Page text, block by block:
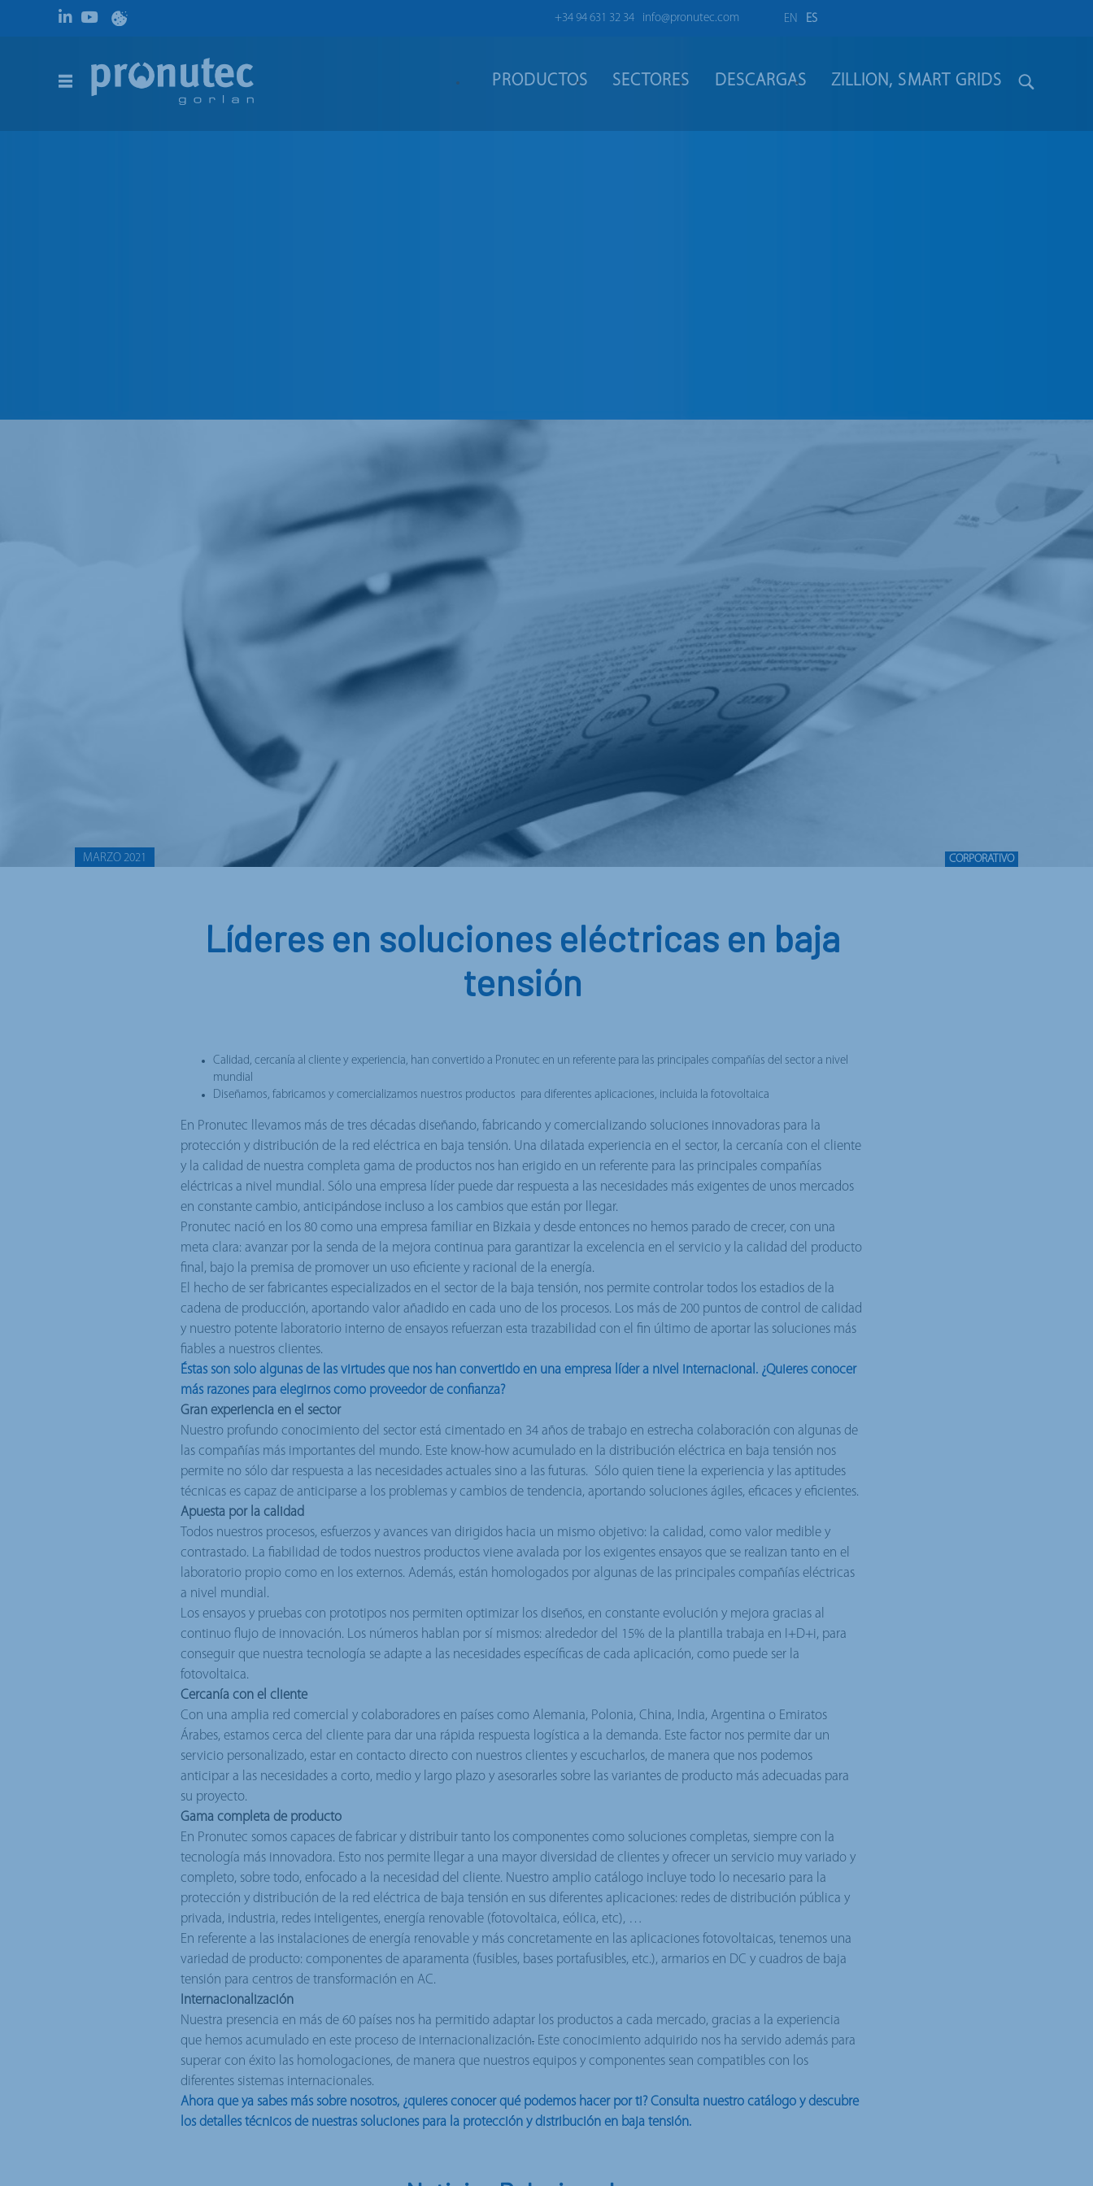
+34 94 631 32 34 info@pronutec.com EN ES
PRODUCTOS SECTORES DESCARGAS ZILLION, SMART GRIDS
MARZO 2021 CORPORATIVO
Líderes en soluciones eléctricas en baja
tensión
Calidad, cercanía al cliente y experiencia, han convertido a Pronutec en un referente para las principales compañías del sector a nivel
mundial
Diseñamos, fabricamos y comercializamos nuestros productos para diferentes aplicaciones, incluida la fotovoltaica
En Pronutec llevamos más de tres décadas diseñando, fabricando y comercializando soluciones innovadoras para la
protección y distribución de la red eléctrica en baja tensión. Una dilatada experiencia en el sector, la cercanía con el cliente
y la calidad de nuestra completa gama de productos nos han erigido en un referente para las principales compañías
eléctricas a nivel mundial. Sólo una empresa líder puede dar respuesta a las necesidades más exigentes de unos mercados
en constante cambio, anticipándose incluso a los cambios que están por llegar.
Pronutec nació en los 80 como una empresa familiar en Bizkaia y desde entonces no hemos parado de crecer, con una
meta clara: avanzar por la senda de la mejora continua para garantizar la excelencia en el servicio y la calidad del producto
final, bajo la premisa de promover un uso eficiente y racional de la energía.
El hecho de ser fabricantes especializados en el sector de la baja tensión, nos permite controlar todos los estadios de la
cadena de producción, aportando valor añadido en cada uno de los procesos. Los más de 200 puntos de control de calidad
y nuestro potente laboratorio interno de ensayos refuerzan esta trazabilidad con el fin último de aportar las soluciones más
fiables a nuestros clientes.
Éstas son solo algunas de las virtudes que nos han convertido en una empresa líder a nivel internacional. ¿Quieres conocer
más razones para elegirnos como proveedor de confianza?
Gran experiencia en el sector
Nuestro profundo conocimiento del sector está cimentado en 34 años de trabajo en estrecha colaboración con algunas de
las compañías más importantes del mundo. Este know-how acumulado en la distribución eléctrica en baja tensión nos
permite no sólo dar respuesta a las necesidades actuales sino a las futuras. Sólo quien tiene la experiencia y las aptitudes
técnicas es capaz de anticiparse a los problemas y cambios de tendencia, aportando soluciones ágiles, eficaces y eficientes.
Apuesta por la calidad
Todos nuestros procesos, esfuerzos y avances van dirigidos hacia un mismo objetivo: la calidad, como valor medible y
contrastado. La fiabilidad de todos nuestros productos viene avalada por los exigentes ensayos que se realizan tanto en el
laboratorio propio como en los externos. Además, están homologados por algunas de las principales compañías eléctricas
a nivel mundial.
Los ensayos y pruebas con prototipos nos permiten optimizar los diseños, en constante evolución y mejora gracias al
continuo flujo de innovación. Los números hablan por sí mismos: alrededor del 15% de la plantilla trabaja en I+D+i, para
conseguir que nuestra tecnología se adapte a las necesidades específicas de cada aplicación, como puede ser la
fotovoltaica.
Cercanía con el cliente
Con una amplia red comercial y colaboradores en países como Alemania, Polonia, China, India, Argentina o Emiratos
Árabes, estamos cerca del cliente para dar una rápida respuesta logística a la demanda. Este factor nos permite dar un
servicio personalizado, estar en contacto directo con nuestros clientes y escucharlos, de manera que nos podemos
anticipar a las necesidades a corto, medio y largo plazo y asesorarles sobre las variantes de producto más adecuadas para
su proyecto.
Gama completa de producto
En Pronutec somos capaces de fabricar y distribuir tanto los componentes como soluciones completas, siempre con la
tecnología más innovadora. Esto nos permite llegar a una mayor diversidad de clientes y ofrecer un servicio muy variado y
completo, sobre todo, enfocado a la necesidad del cliente. Nuestro amplio catálogo incluye todo lo necesario para la
protección y distribución de la red eléctrica de baja tensión en sus diferentes aplicaciones: redes de distribución pública y
privada, industria, redes inteligentes, energía renovable (fotovoltaica, eólica, etc), …
En referente a las instalaciones de energía renovable y más concretamente en las aplicaciones fotovoltaicas, tenemos una
variedad de producto: componentes de aparamenta (fusibles, bases portafusibles, etc.), armarios en DC y cuadros de baja
tensión para centros de transformación en AC.
Internacionalización
Nuestra presencia en más de 60 países nos ha permitido adaptar los productos a cada mercado, gracias a la experiencia
que hemos acumulado en este proceso de internacionalización. Este conocimiento adquirido nos ha servido además para
superar con éxito las homologaciones, de manera que nuestros equipos y componentes sean compatibles con los
diferentes sistemas internacionales.
Ahora que ya sabes más sobre nosotros, ¿quieres conocer qué podemos hacer por ti? Consulta nuestro catálogo y descubre
los detalles técnicos de nuestras soluciones para la protección y distribución en baja tensión.